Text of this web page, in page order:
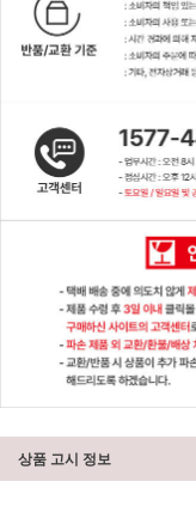
상품 고시 정보